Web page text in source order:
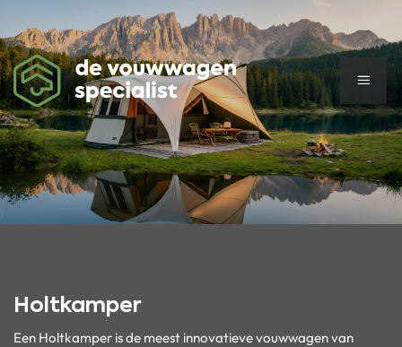
naar
inhoud
Holtkamper
Een Holtkamper is de meest innovatieve vouwwagen van